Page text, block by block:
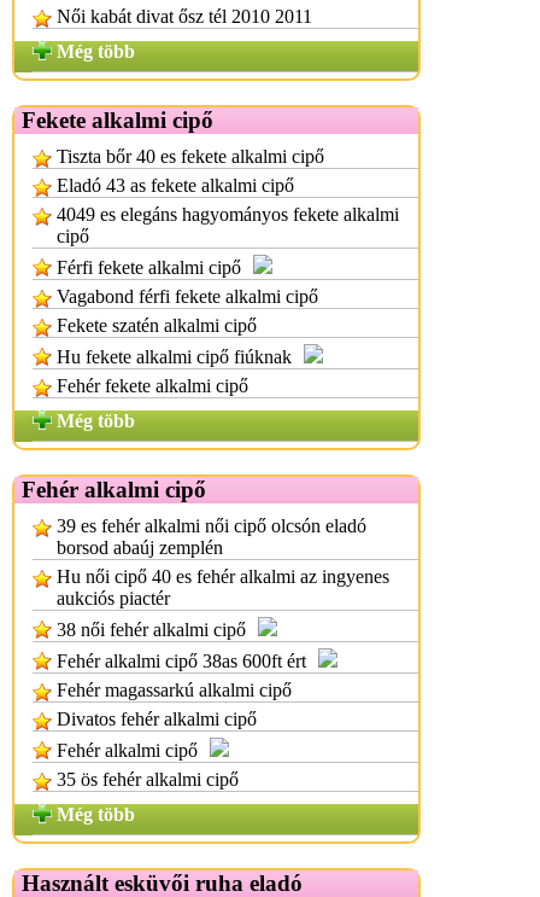
Női kabát divat ősz tél 2010 2011
Még több
Fekete alkalmi cipő
Tiszta bőr 40 es fekete alkalmi cipő
Eladó 43 as fekete alkalmi cipő
4049 es elegáns hagyományos fekete alkalmi
cipő
Férfi fekete alkalmi cipő
Vagabond férfi fekete alkalmi cipő
Fekete szatén alkalmi cipő
Hu fekete alkalmi cipő fiúknak
Fehér fekete alkalmi cipő
Még több
Fehér alkalmi cipő
39 es fehér alkalmi női cipő olcsón eladó
borsod abaúj zemplén
Hu női cipő 40 es fehér alkalmi az ingyenes
aukciós piactér
38 női fehér alkalmi cipő
Fehér alkalmi cipő 38as 600ft ért
Fehér magassarkú alkalmi cipő
Divatos fehér alkalmi cipő
Fehér alkalmi cipő
35 ös fehér alkalmi cipő
Még több
Használt esküvői ruha eladó